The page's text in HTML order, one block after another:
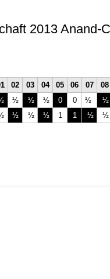
2013 Anand-
02 03 04 05 06 07 08
½ ½ ½ 0 0 ½ ½
½ ½ ½ 1 1 ½ ½